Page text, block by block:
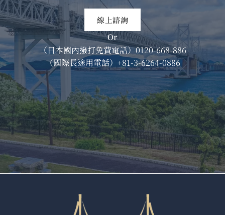
線上諮詢
Or
（日本國內撥打免費電話）0120-668-886
（國際長途用電話） +81-3-6264-0886